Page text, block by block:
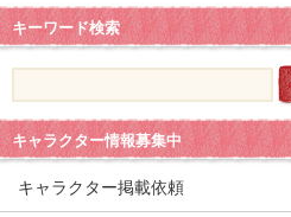
キーワード検索
キャラクター情報募集中
キャラクター掲載依頼